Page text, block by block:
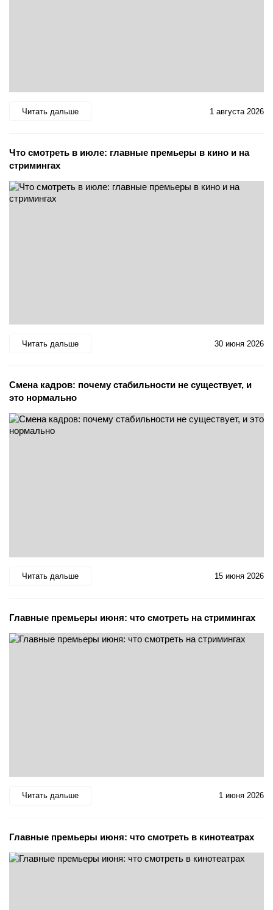
Читать дальше 1 августа 2026
Что смотреть в июле: главные премьеры в кино и на
стримингах
Читать дальше 30 июня 2026
Смена кадров: почему стабильности не существует, и
это нормально
Читать дальше 15 июня 2026
Главные премьеры июня: что смотреть на стримингах
Читать дальше 1 июня 2026
Главные премьеры июня: что смотреть в кинотеатрах